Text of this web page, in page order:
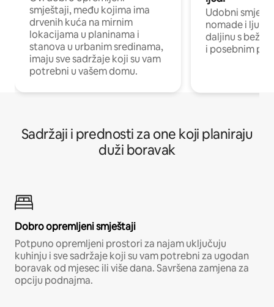
smještaji, među kojima ima
drvenih kuća na mirnim
lokacijama u planinama i
stanova u urbanim sredinama,
imaju sve sadržaje koji su vam
potrebni u vašem domu.
Udobni
nomade i ljude
daljinu s
i posebnim
Sadržaji i prednosti za one koji planiraju
duži boravak
Dobro opremljeni smještaji
Potpuno opremljeni prostori za najam uključuju
kuhinju i sve sadržaje koji su vam potrebni za ugodan
boravak od mjesec ili više dana. Savršena zamjena za
opciju podnajma.